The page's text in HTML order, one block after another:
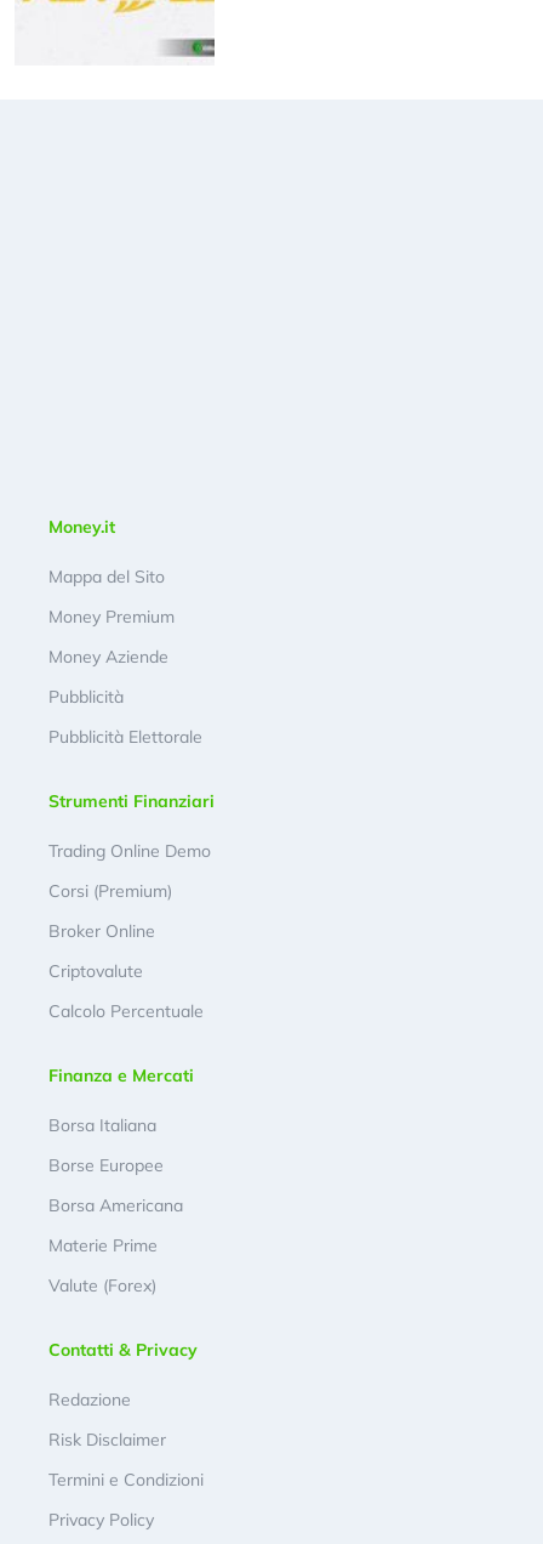
Money.it
Mappa del Sito
Money Premium
Money Aziende
Pubblicità
Pubblicità Elettorale
Strumenti Finanziari
Trading Online Demo
Corsi (Premium)
Broker Online
Criptovalute
Calcolo Percentuale
Finanza e Mercati
Borsa Italiana
Borse Europee
Borsa Americana
Materie Prime
Valute (Forex)
Contatti & Privacy
Redazione
Risk Disclaimer
Termini e Condizioni
Privacy Policy